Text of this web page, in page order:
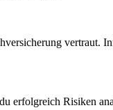
erfolgreich Risiken